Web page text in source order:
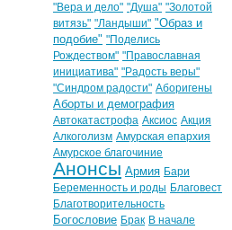
"Вера и дело" "Душа" "Золотой
витязь" "Ландыши" "Образ и
подобие" "Поделись
Рождеством" "Православная
инициатива" "Радость веры"
"Синдром радости" Аборигены
Аборты и демография
Автокатастрофа Аксиос Акция
Алкоголизм Амурская епархия
Амурское благочиние
Анонсы Армия Бари
Беременность и роды Благовест
Благотворительность
Богословие Брак В начале